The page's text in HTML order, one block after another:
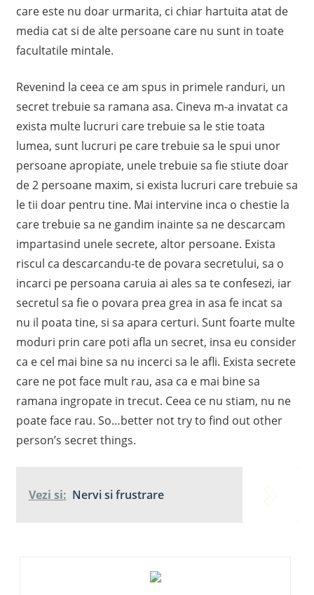
care este nu doar urmarita, ci chiar hartuita atat de
media cat si de alte persoane care nu sunt in toate
facultatile mintale.
Revenind la ceea ce am spus in primele randuri, un
secret trebuie sa ramana asa. Cineva m-a invatat ca
exista multe lucruri care trebuie sa le stie toata
lumea, sunt lucruri pe care trebuie sa le spui unor
persoane apropiate, unele trebuie sa fie stiute doar
de 2 persoane maxim, si exista lucruri care trebuie sa
le tii doar pentru tine. Mai intervine inca o chestie la
care trebuie sa ne gandim inainte sa ne descarcam
impartasind unele secrete, altor persoane. Exista
riscul ca descarcandu-te de povara secretului, sa o
incarci pe persoana caruia ai ales sa te confesezi, iar
secretul sa fie o povara prea grea in asa fe incat sa
nu il poata tine, si sa apara certuri. Sunt foarte multe
moduri prin care poti afla un secret, insa eu consider
ca e cel mai bine sa nu incerci sa le afli. Exista secrete
care ne pot face mult rau, asa ca e mai bine sa
ramana ingropate in trecut. Ceea ce nu stiam, nu ne
poate face rau. So…better not try to find out other
person’s secret things.
Vezi si: Nervi si frustrare